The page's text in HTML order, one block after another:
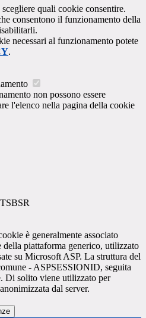
quali cookie consentire.
consentono il funzionamento della
necessari al funzionamento potete
.
non possono essere
l'elenco nella pagina della cookie
è generalmente associato
della piattaforma generico, utilizzato
su Microsoft ASP. La struttura del
- ASPSESSIONID, seguita
Di solito viene utilizzato per
dal server.